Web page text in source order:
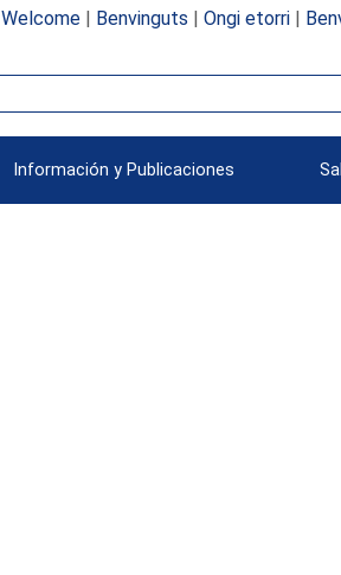
Welcome| Benvinguts | Ongi etorri|
Información y Publicaciones